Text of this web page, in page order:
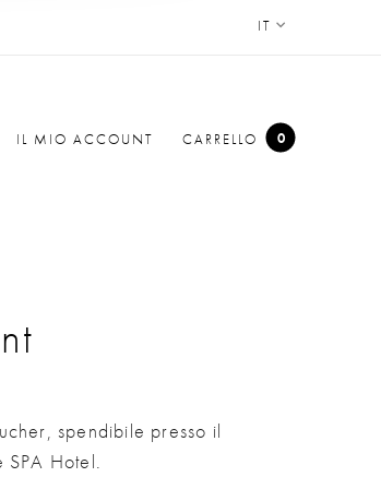
IT
IL MIO ACCOUNT CARRELLO 0
spendibile presso il
SPA Hotel.